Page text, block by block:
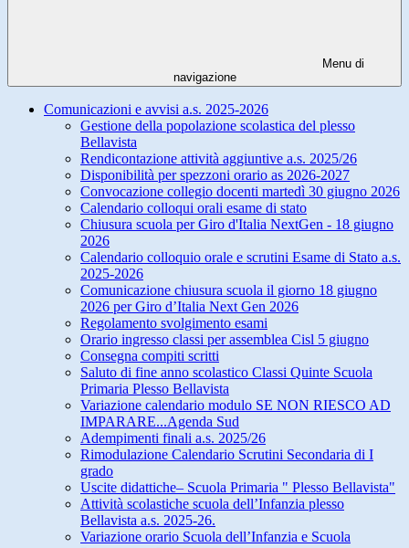
Menu di
navigazione
Comunicazioni e avvisi a.s. 2025-2026
Gestione della popolazione scolastica del plesso
Bellavista
Rendicontazione attività aggiuntive a.s. 2025/26
Disponibilità per spezzoni orario as 2026-2027
Convocazione collegio docenti martedì 30 giugno 2026
Calendario colloqui orali esame di stato
Chiusura scuola per Giro d'Italia NextGen - 18 giugno
2026
Calendario colloquio orale e scrutini Esame di Stato a.s.
2025-2026
Comunicazione chiusura scuola il giorno 18 giugno
2026 per Giro d’Italia Next Gen 2026
Regolamento svolgimento esami
Orario ingresso classi per assemblea Cisl 5 giugno
Consegna compiti scritti
Saluto di fine anno scolastico Classi Quinte Scuola
Primaria Plesso Bellavista
Variazione calendario modulo SE NON RIESCO AD
IMPARARE...Agenda Sud
Adempimenti finali a.s. 2025/26
Rimodulazione Calendario Scrutini Secondaria di I
grado
Uscite didattiche– Scuola Primaria " Plesso Bellavista"
Attività scolastiche scuola dell’Infanzia plesso
Bellavista a.s. 2025-26.
Variazione orario Scuola dell’Infanzia e Scuola